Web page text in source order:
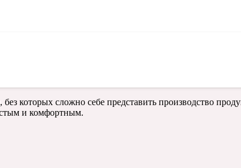
которых сложно себе представить производство
и комфортным.